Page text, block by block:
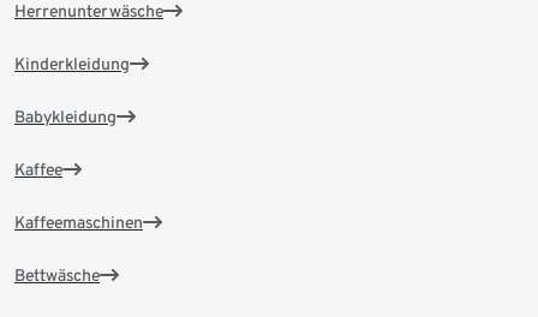
Herrenunterwäsche
Kinderkleidung
Babykleidung
Kaffee
Kaffeemaschinen
Bettwäsche